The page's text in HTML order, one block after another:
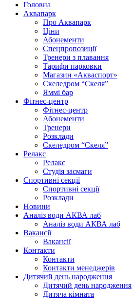
Головна
Аквапарк
Про Аквапарк
Ціни
Абонементи
Спецпропозиції
Тренери з плавання
Тарифи парковки
Магазин «Акваспорт»
Скеледром “Скеля”
Яммі бар
Фітнес-центр
Фітнес-центр
Абонементи
Тренери
Розклади
Скеледром “Скеля”
Релакс
Релакс
Студія засмаги
Спортивні секції
Спортивні секції
Розклади
Новини
Аналіз води АКВА лаб​
Аналіз води АКВА лаб​
Вакансії
Вакансії
Контакти
Контакти
Контакти менеджерів
Дитячий день народження
Дитячий день народження
Дитяча кімната